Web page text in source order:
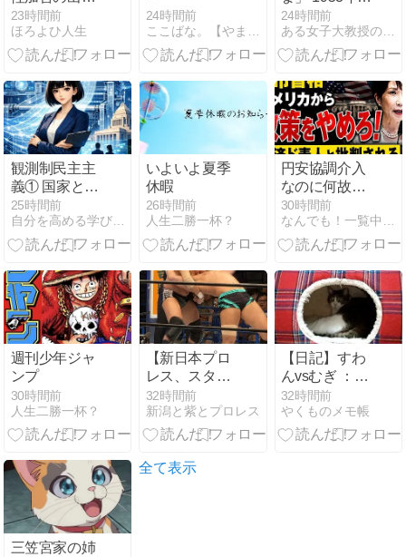
者は「今も普
通の顔して芸
能活動して
「受信料を取
るくらいなら
詳細を伝え
よ」 -2chまと
め-
23時間前
ほろよひ人生
24時間前
ここばな。【やまちゃんのここだけの話】
（昭和28年）
公開
24時間前
ある女子大教授のつぶやき
観測制民主主
義① 国家と
は、公共OSで
ある
25時間前
自分を高める学び研究所
いよいよ夏季
休暇
26時間前
人生二勝一杯？
円安協調介入
なのに何故？
高市首相の消
費税減税がア
メリカから批
とは？
30時間前
なんでも！一覧中(集)
週刊少年ジャ
ンプ
30時間前
人生二勝一杯？
【新日本プロ
レス、スター
ダム】真田聖
也（コス）が
復活！？そし
は・・・
32時間前
新潟と紫とプロレス
【日記】すわ
んvsむぎ ：嬉
しいことです
32時間前
やくものメモ帳
三笠宮家の姉
全て表示